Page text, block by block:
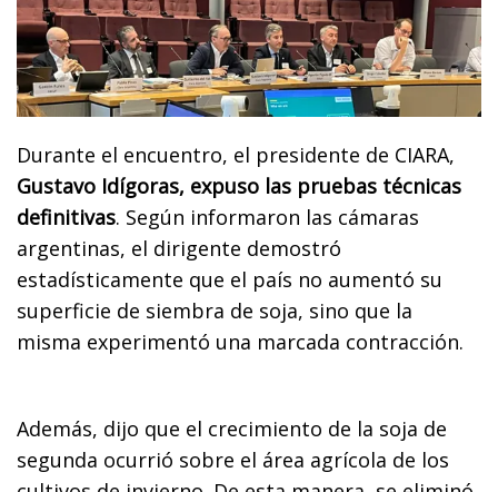
Durante el encuentro, el presidente de CIARA,
Gustavo Idígoras, expuso las pruebas técnicas
definitivas. Según informaron las cámaras
argentinas, el dirigente demostró
estadísticamente que el país no aumentó su
superficie de siembra de soja, sino que la
misma experimentó una marcada contracción.
Además, dijo que el crecimiento de la soja de
segunda ocurrió sobre el área agrícola de los